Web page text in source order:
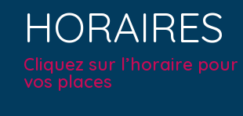
HORAIRES
Cliquez sur l’horaire
vos places